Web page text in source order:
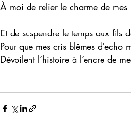
À moi de relier le charme de mes
Et de suspendre le temps aux fils
Pour que mes cris blêmes d’echo
Dévoilent l’histoire à l’encre de